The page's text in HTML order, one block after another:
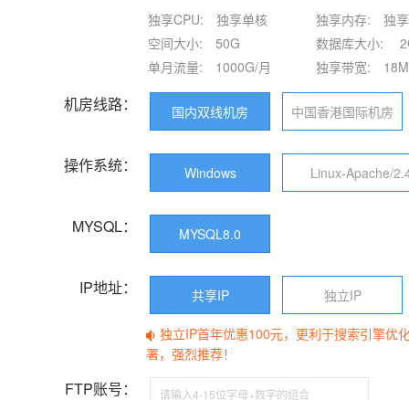
独享CPU: 独享单核 独享内存:
独
空间大小:
50G 数据库大小:
单月流量:
1000G/月 独享带宽: 18M
机房线路： 国内双线机房 中国香港国际机房
操作系统： Windows Linux-Apache/
MYSQL： MYSQL8.0
IP地址： 共享IP 独立IP
独立IP首年优惠100元，更利于搜索引擎优
署，强烈推荐！
FTP账号：